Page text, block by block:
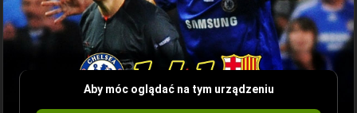
Aby móc oglądać na tym urządzeniu